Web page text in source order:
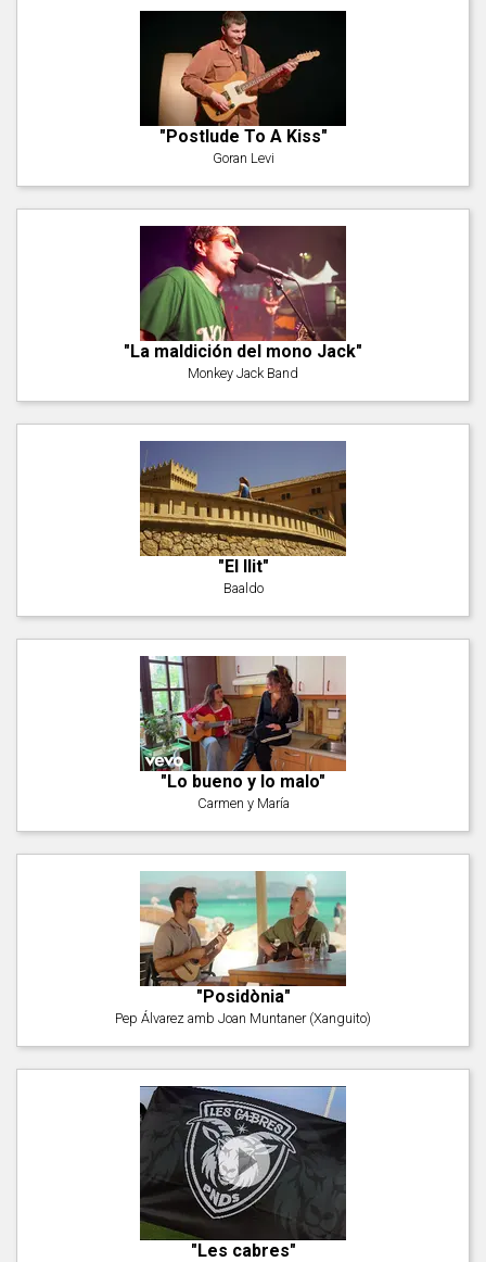
"Postlude To A Kiss"
Goran Levi
"La maldición del mono Jack"
Monkey Jack Band
"El llit"
Baaldo
"Lo bueno y lo malo"
Carmen y María
"Posidònia"
Pep Álvarez amb Joan Muntaner (Xanguito)
"Les cabres"